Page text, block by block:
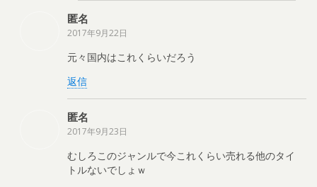
匿名
2017年9月22日
元々国内はこれくらいだろう
返信
匿名
2017年9月23日
むしろこのジャンルで今これくらい売れる他のタイ
トルないでしょｗ